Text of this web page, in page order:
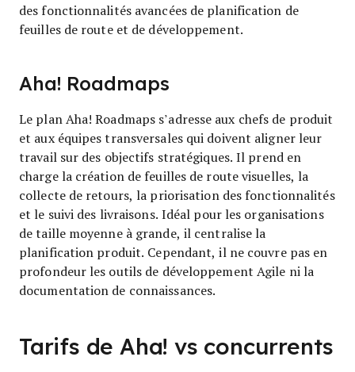
des fonctionnalités avancées de planification de
feuilles de route et de développement.
Aha! Roadmaps
Le plan Aha! Roadmaps s’adresse aux chefs de produit
et aux équipes transversales qui doivent aligner leur
travail sur des objectifs stratégiques. Il prend en
charge la création de feuilles de route visuelles, la
collecte de retours, la priorisation des fonctionnalités
et le suivi des livraisons. Idéal pour les organisations
de taille moyenne à grande, il centralise la
planification produit. Cependant, il ne couvre pas en
profondeur les outils de développement Agile ni la
documentation de connaissances.
Tarifs de Aha! vs concurrents